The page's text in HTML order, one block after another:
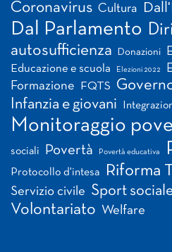
Coronavirus Cultura
Dal Parlamento
autosufficienza
Donazioni
Educazione e scuola Elezioni 2022
Formazione FQTS
Infanzia e giovani
Monitoraggio
sociali Povertà Povertà educativa
Protocollo d'intesa Riforma
Servizio civile Sport
Volontariato Welfare